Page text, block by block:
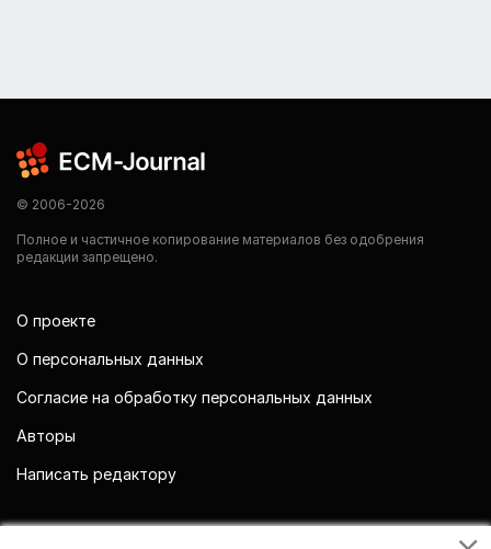
© 2006-2026
Полное и частичное копирование материалов без одобрения
редакции запрещено.
О проекте
О персональных данных
Согласие на обработку персональных данных
Авторы
Написать редактору